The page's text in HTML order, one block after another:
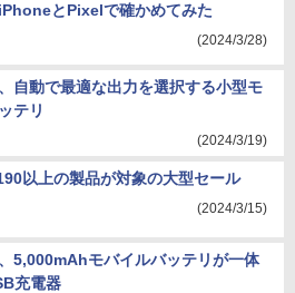
とPixelで確かめてみた
(2024/3/28)
自動で最適な出力を選択する小型モ
テリ
(2024/3/19)
以上の製品が対象の大型セール
(2024/3/15)
5,000mAhモバイルバッテリが一体
充電器